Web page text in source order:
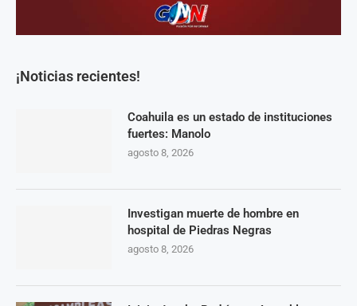
¡Noticias recientes!
Coahuila es un estado de instituciones
fuertes: Manolo
agosto 8, 2026
Investigan muerte de hombre en
hospital de Piedras Negras
agosto 8, 2026